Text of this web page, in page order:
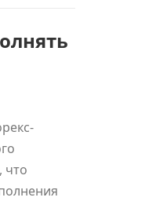
что